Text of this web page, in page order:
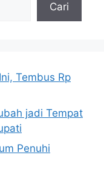
Cari
Tembus Rp
jadi Tempat
Penuhi